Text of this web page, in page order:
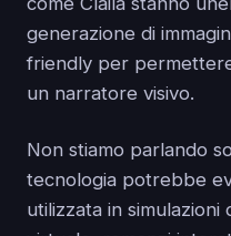
generazione di
friendly per
un narratore visivo.
Non stiamo parlando
tecnologia potrebbe
utilizzata in